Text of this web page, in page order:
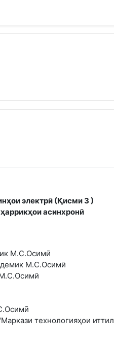
электрӣ (Қисми 3 )
асинхронӣ
М.С.Осимӣ
М.С.Осимӣ
технологияҳои